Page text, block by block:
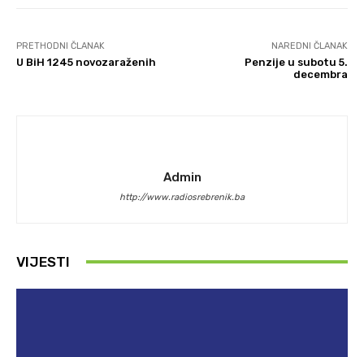
PRETHODNI ČLANAK
U BiH 1245 novozaraženih
NAREDNI ČLANAK
Penzije u subotu 5.
decembra
Admin
http://www.radiosrebrenik.ba
VIJESTI